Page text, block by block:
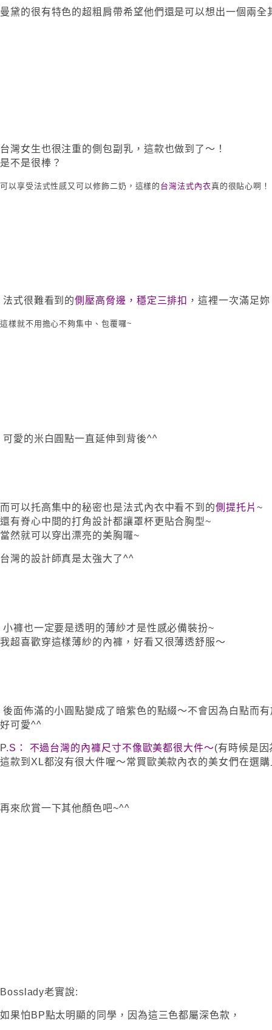
曼黛的很有特色的超粗肩帶希望他們還是可以想出一個兩
台灣女生也很注重的側包副乳，這款也做到了～！
是不是很棒？
可以享受法式性感又可以修飾二奶，這樣的 台灣法式內衣真的很貼心啊！
法式很難看到的側壓高脅邊，穩定三排扣 ，這裡一次滿足
這樣就不用擔心不夠集中、包覆囉~
可愛的米白圓點一直延伸到背後^^
而可以托高集中的秘密也是法式內衣中看不到的側提托片 ~
還有脊心中間的打角設計都讓罩杯更貼合胸型~
當然就可以穿出漂亮的美胸囉~
台灣的設計師真是太強大了^^
小褲也一定要是透明的薄紗才是性感必備裝扮~
我超喜歡穿這樣薄紗的內褲，好看又很薄透舒服～
後面佈滿的小圓點變成了暗紫色的點綴～不會因為白點而
好可愛^^
P.S： 不過台灣的內褲尺寸不像歐美都很大件～(有時候是
這款到XL都沒有很大件喔～常買歐美款內衣的美女們在選
再來欣賞一下其他顏色吧~^^
Bosslady老實說:
如果怕BP點太明顯的同學，因為這三色都屬深色款，